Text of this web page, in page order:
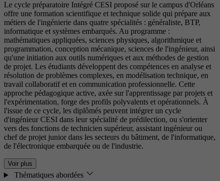
Le cycle préparatoire Intégré CESI proposé sur le campus d'Orléans
offre une formation scientifique et technique solide qui prépare aux
métiers de l'ingénierie dans quatre spécialités : généraliste, BTP,
informatique et systèmes embarqués. Au programme :
mathématiques appliquées, sciences physiques, algorithmique et
programmation, conception mécanique, sciences de l'ingénieur, ainsi
qu'une initiation aux outils numériques et aux méthodes de gestion
de projet. Les étudiants développent des compétences en analyse et
résolution de problèmes complexes, en modélisation technique, en
travail collaboratif et en communication professionnelle. Cette
approche pédagogique active, axée sur l'apprentissage par projets et
l'expérimentation, forge des profils polyvalents et opérationnels. À
l'issue de ce cycle, les diplômés peuvent intégrer un cycle
d'ingénieur CESI dans leur spécialité de prédilection, ou s'orienter
vers des fonctions de technicien supérieur, assistant ingénieur ou
chef de projet junior dans les secteurs du bâtiment, de l'informatique,
de l'électronique embarquée ou de l'industrie.
Voir plus
Thématiques abordées